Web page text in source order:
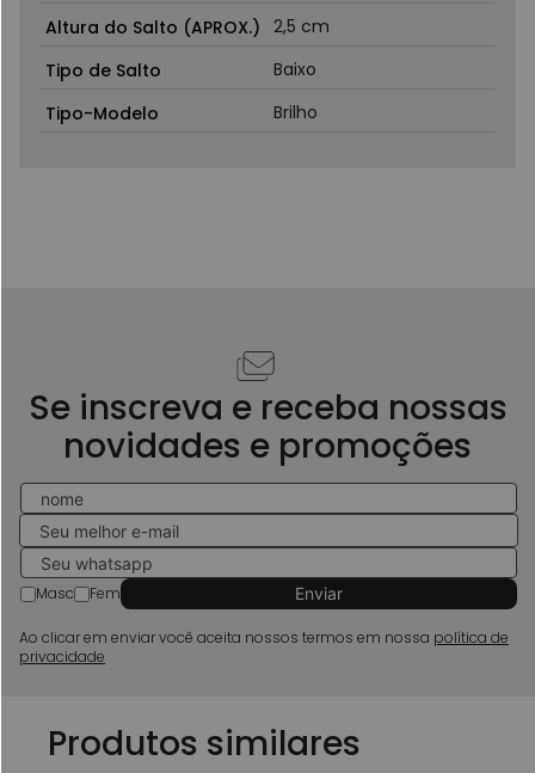
Altura do Salto (APROX.) 2,5 cm
Tipo de Salto
Baixo
Tipo-Modelo
Brilho
Se inscreva e receba nossas
novidades e promoções
Masc Fem
Ao clicar em enviar você aceita nossos termos em nossa política de
privacidade
Produtos similares